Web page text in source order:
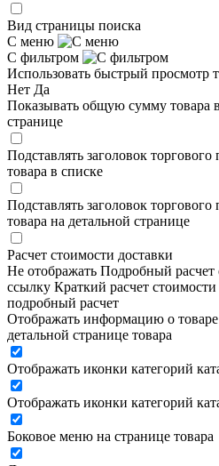
Вид страницы поиска
С меню
С фильтром
Использовать быстрый просмотр
Нет Да
Показывать общую сумму товара
странице
Подставлять заголовок
товара в списке
Подставлять заголовок
товара на детальной странице
Расчет стоимости доставки
Не отображать Подробный расчет
ссылку Краткий расчет
подробный расчет
Отображать информацию о
детальной странице товара
Отображать иконки категорий
Отображать иконки категорий
Боковое меню на странице товара